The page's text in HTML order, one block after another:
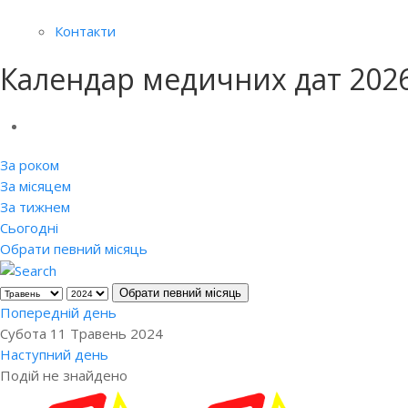
Контакти
Календар медичних дат
За роком
За місяцем
За тижнем
Сьогодні
Обрати певний місяць
Обрати певний місяць
Попередній день
Субота 11 Травень 2024
Наступний день
Подій не знайдено